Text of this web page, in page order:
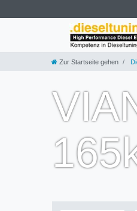
Zur Startseite gehen